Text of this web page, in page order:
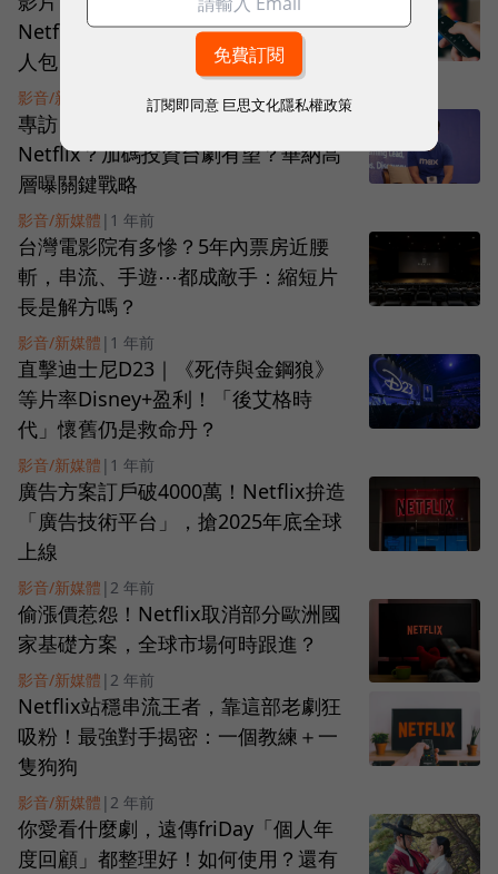
Netflix、Disney+、Max訂閱價格懶
人包
影音/新媒體 1 年前
專訪｜Max如何挑戰台灣OTT榜首
Netflix？加碼投資台劇有望？華納高
層曝關鍵戰略
影音/新媒體 | 1 年前
台灣電影院有多慘？5年內票房近腰
斬，串流、手遊⋯都成敵手：縮短片
長是解方嗎？
影音/新媒體 | 1 年前
直擊迪士尼D23｜《死侍與金鋼狼》
等片率Disney+盈利！「後艾格時
代」懷舊仍是救命丹？
影音/新媒體 | 1 年前
廣告方案訂戶破4000萬！Netflix拚造
「廣告技術平台」，搶2025年底全球
上線
影音/新媒體 | 2 年前
偷漲價惹怨！Netflix取消部分歐洲國
家基礎方案，全球市場何時跟進？
影音/新媒體 | 2 年前
Netflix站穩串流王者，靠這部老劇狂
吸粉！最強對手揭密：一個教練＋一
隻狗狗
影音/新媒體 | 2 年前
你愛看什麼劇，遠傳friDay「個人年
度回顧」都整理好！如何使用？還有
訂閱即同意 巨思文化隱私權政策